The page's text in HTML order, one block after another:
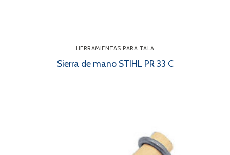
HERRAMIENTAS PARA TALA
Sierra de mano STIHL PR 33 C